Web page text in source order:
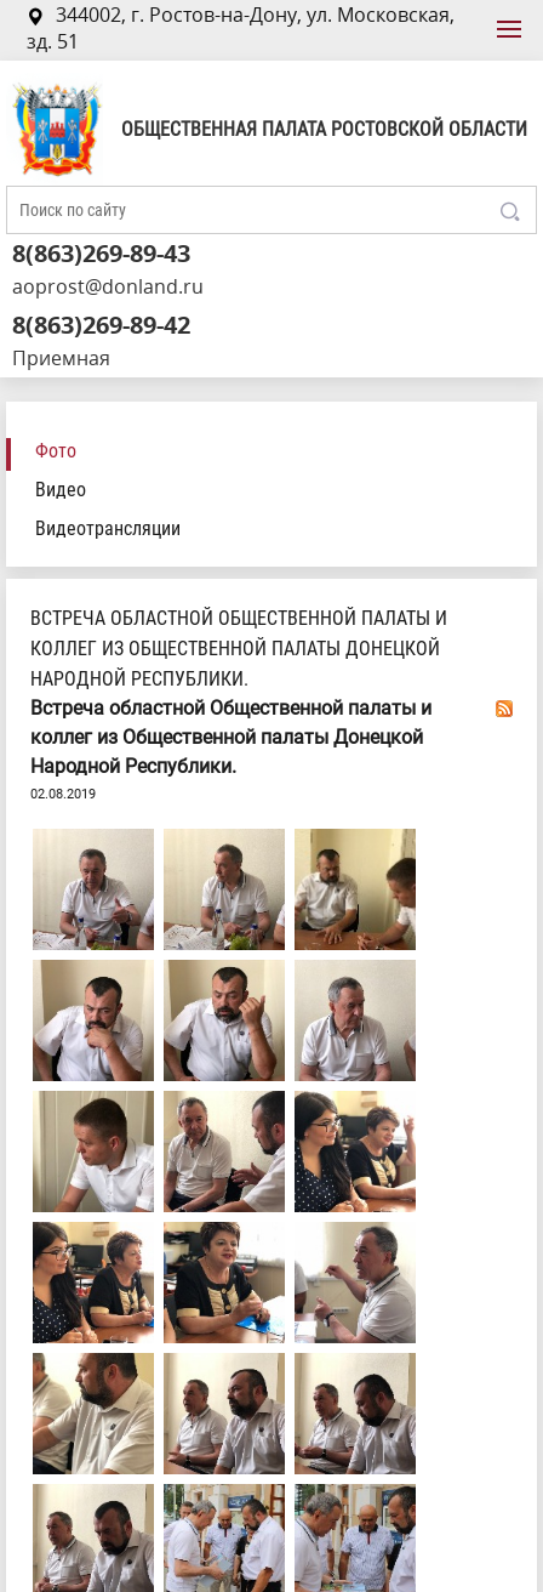
344002, г. Ростов-на-Дону, ул. Московская,
зд. 51
ОБЩЕСТВЕННАЯ ПАЛАТА РОСТОВСКОЙ ОБЛАСТИ
8(863)269-89-43
aoprost@donland.ru
8(863)269-89-42
Приемная
Фото
Видео
Видеотрансляции
ВСТРЕЧА ОБЛАСТНОЙ ОБЩЕСТВЕННОЙ ПАЛАТЫ И
КОЛЛЕГ ИЗ ОБЩЕСТВЕННОЙ ПАЛАТЫ ДОНЕЦКОЙ
НАРОДНОЙ РЕСПУБЛИКИ.
Встреча областной Общественной палаты и
коллег из Общественной палаты Донецкой
Народной Республики.
02.08.2019